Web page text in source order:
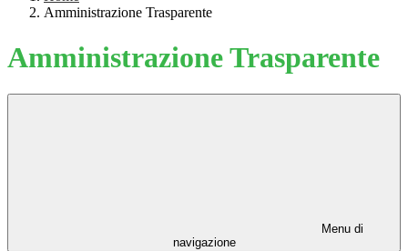
Amministrazione Trasparente
Amministrazione Trasparente
Menu di
navigazione